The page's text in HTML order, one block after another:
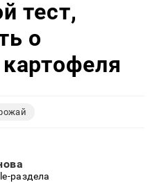
тест,
о
раздела